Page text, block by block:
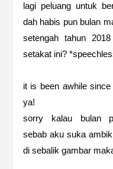
lagi peluang untuk
dah habis pun bulan
setengah tahun
setakat ini?
it is been awhile
ya!
sorry kalau bulan
sebab aku suka
di sebalik gambar